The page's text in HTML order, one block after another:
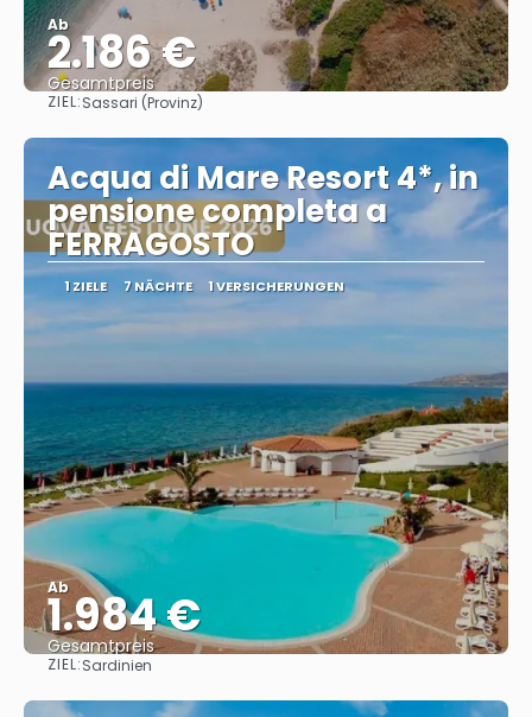
Ab
2.186 €
Gesamtpreis
ZIEL:Sassari (Provinz)
Acqua di Mare Resort 4*, in
pensione completa a
FERRAGOSTO
1 ZIELE 7 NÄCHTE 1 VERSICHERUNGEN
Ab
1.984 €
Gesamtpreis
ZIEL:Sardinien